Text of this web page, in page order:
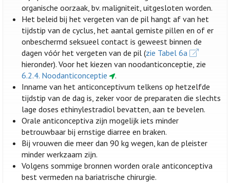
organische oorzaak, bv. maligniteit, uitgesloten worden.
Het beleid bij het vergeten van de pil hangt af van het
tijdstip van de cyclus, het aantal gemiste pillen en of er
onbeschermd seksueel contact is geweest binnen de
dagen vóór het vergeten van de pil (zie Tabel 6a
hieronder). Voor het kiezen van noodanticonceptie, zie
6.2.4. Noodanticonceptie
.
Inname van het anticonceptivum telkens op hetzelfde
tijdstip van de dag is, zeker voor de preparaten die slechts
lage doses ethinylestradiol bevatten, aan te bevelen.
Orale anticonceptiva zijn mogelijk iets minder
betrouwbaar bij ernstige diarree en braken.
Bij vrouwen die meer dan 90 kg wegen, kan de pleister
minder werkzaam zijn.
Volgens sommige bronnen worden orale anticonceptiva
best vermeden na bariatrische chirurgie.